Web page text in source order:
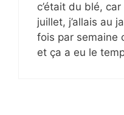
c’était du blé,
juillet, j’allais au
fois par semaine
et ça a eu le